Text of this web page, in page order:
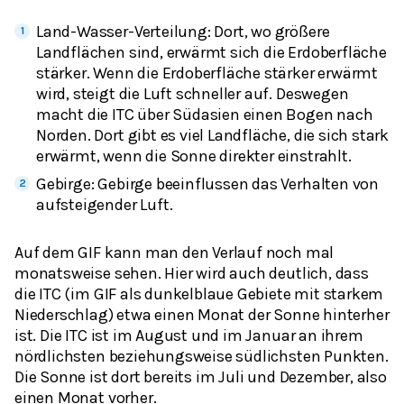
Land-Wasser-Verteilung: Dort, wo größere
Landflächen sind, erwärmt sich die Erdoberfläche
stärker. Wenn die Erdoberfläche stärker erwärmt
wird, steigt die Luft schneller auf. Deswegen
macht die ITC über Südasien einen Bogen nach
Norden. Dort gibt es viel Landfläche, die sich stark
erwärmt, wenn die Sonne direkter einstrahlt.
Gebirge: Gebirge beeinflussen das Verhalten von
aufsteigender Luft.
Auf dem GIF kann man den Verlauf noch mal
monatsweise sehen. Hier wird auch deutlich, dass
die ITC (im GIF als dunkelblaue Gebiete mit starkem
Niederschlag) etwa einen Monat der Sonne hinterher
ist. Die ITC ist im August und im Januar an ihrem
nördlichsten beziehungsweise südlichsten Punkten.
Die Sonne ist dort bereits im Juli und Dezember, also
einen Monat vorher.